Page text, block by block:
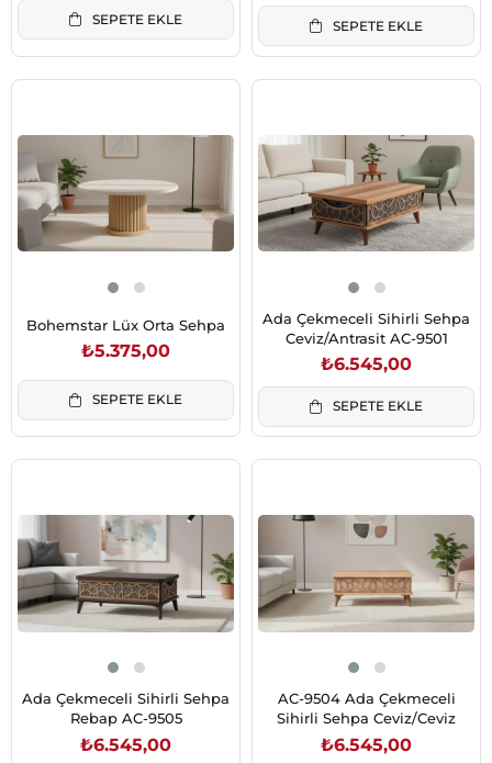
SEPETE EKLE SEPETE EKLE
Bohemstar Lüx Orta Sehpa
₺5.375,00
SEPETE EKLE
Ada Çekmeceli Sihirli Sehpa
Ceviz/Antrasit AC-9501
₺6.545,00
SEPETE EKLE
Ada Çekmeceli Sihirli Sehpa
Rebap AC-9505
₺6.545,00
AC-9504 Ada Çekmeceli
Sihirli Sehpa Ceviz/Ceviz
₺6.545,00